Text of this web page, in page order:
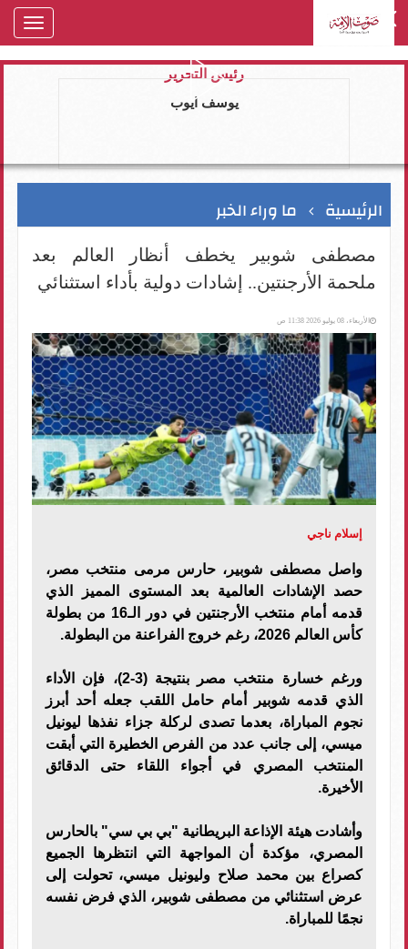
رئيس التحرير
يوسف ايوب
الرئيسية ما وراء الخبر
مصطفى شوبير يخطف أنظار العالم بعد
ملحمة الأرجنتين.. إشادات دولية بأداء استثنائي
الأربعاء، 08 يوليو 2026 11:38 ص
إسلام ناجي
واصل مصطفى شوبير، حارس مرمى منتخب مصر،
حصد الإشادات العالمية بعد المستوى المميز الذي
قدمه أمام منتخب الأرجنتين في دور الـ16 من بطولة
كأس العالم 2026، رغم خروج الفراعنة من البطولة.
ورغم خسارة منتخب مصر بنتيجة (3-2)، فإن الأداء
الذي قدمه شوبير أمام حامل اللقب جعله أحد أبرز
نجوم المباراة، بعدما تصدى لركلة جزاء نفذها ليونيل
ميسي، إلى جانب عدد من الفرص الخطيرة التي أبقت
المنتخب المصري في أجواء اللقاء حتى الدقائق
الأخيرة.
وأشادت هيئة الإذاعة البريطانية "بي بي سي" بالحارس
المصري، مؤكدة أن المواجهة التي انتظرها الجميع
كصراع بين محمد صلاح وليونيل ميسي، تحولت إلى
عرض استثنائي من مصطفى شوبير، الذي فرض نفسه
نجمًا للمباراة.